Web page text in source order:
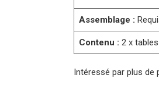
Assemblage :
Contenu : 2 x
Intéressé par plus de